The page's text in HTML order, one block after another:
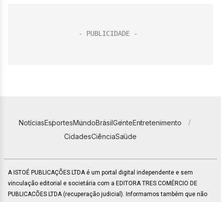
NotíciasEsportesMundoBrasilGenteEntretenimento
CidadesCiênciaSaúde
A ISTOÉ PUBLICAÇÕES LTDA é um portal digital independente e sem
vinculação editorial e societária com a EDITORA TRES COMÉRCIO DE
PUBLICACÕES LTDA (recuperação judicial). Informamos também que não